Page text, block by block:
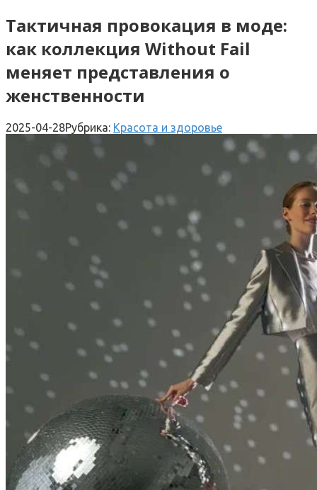
Тактичная провокация в моде:
как коллекция Without Fail
меняет представления о
женственности
2025-04-28Рубрика: Красота и здоровье